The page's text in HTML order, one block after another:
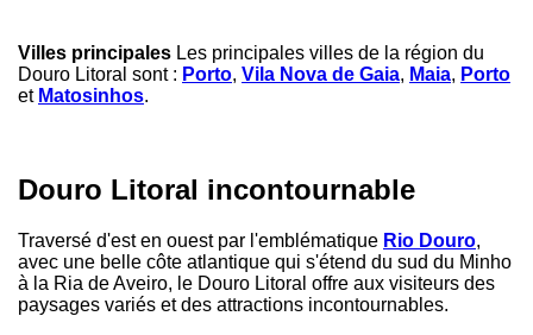
Villes principales Les principales villes de la région du
Douro Litoral sont : Porto, Vila Nova de Gaia, Maia, Porto
et Matosinhos.
Douro Litoral incontournable
Traversé d'est en ouest par l'emblématique Rio Douro,
avec une belle côte atlantique qui s'étend du sud du Minho
à la Ria de Aveiro, le Douro Litoral offre aux visiteurs des
paysages variés et des attractions incontournables.